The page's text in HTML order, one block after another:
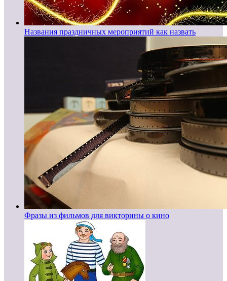
Названия праздничных мероприятий как назвать
Фразы из фильмов для викторины о кино